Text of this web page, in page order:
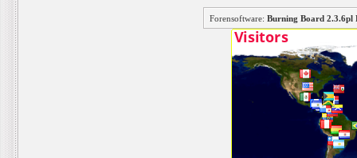
Forensoftware: Burning Board